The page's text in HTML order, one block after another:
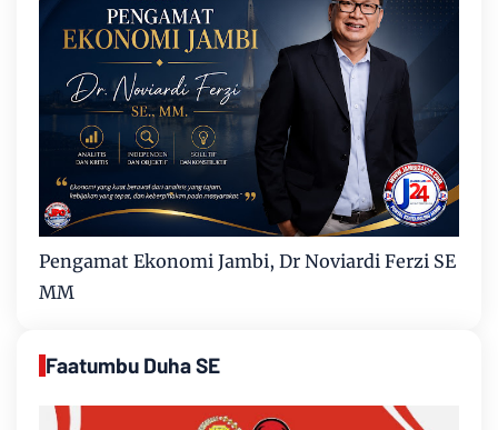
Pengamat Ekonomi Jambi, Dr Noviardi Ferzi SE
MM
Faatumbu Duha SE